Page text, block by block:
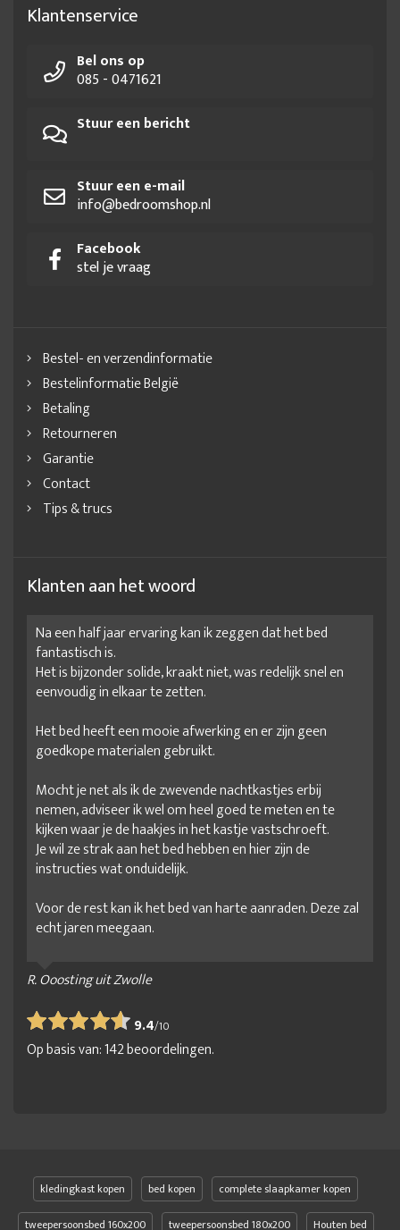
Klantenservice
Bel ons op
085 - 0471621
Stuur een bericht
Stuur een e-mail
info@bedroomshop.nl
Facebook
stel je vraag
Bestel- en verzendinformatie
Bestelinformatie België
Betaling
Retourneren
Garantie
Contact
Tips & trucs
Klanten aan het woord
Na een half jaar ervaring kan ik zeggen dat het bed
fantastisch is.
Het is bijzonder solide, kraakt niet, was redelijk snel en
eenvoudig in elkaar te zetten.
Het bed heeft een mooie afwerking en er zijn geen
goedkope materialen gebruikt.
Mocht je net als ik de zwevende nachtkastjes erbij
nemen, adviseer ik wel om heel goed te meten en te
kijken waar je de haakjes in het kastje vastschroeft.
Je wil ze strak aan het bed hebben en hier zijn de
instructies wat onduidelijk.
Voor de rest kan ik het bed van harte aanraden. Deze zal
echt jaren meegaan.
R. Ooosting uit Zwolle
9.4/10
Op basis van:142beoordelingen.
kledingkast kopen bed kopen
complete slaapkamer kopen
tweepersoonsbed 160x200
tweepersoonsbed 180x200 Houten bed